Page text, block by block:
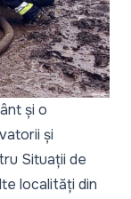
și o
și
Situații de
localități din